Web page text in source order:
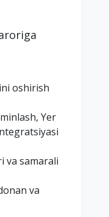
oshirish
Yer
va samarali
va